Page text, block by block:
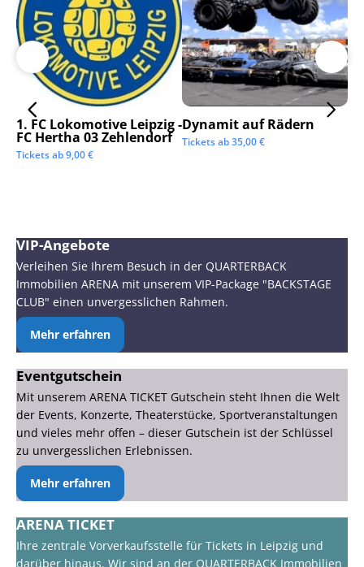
1. FC Lokomotive Leipzig -
FC Hertha 03 Zehlendorf
Tickets ab9,00€
Dynamit auf Rädern
Tickets ab35,00€
VIP-Angebote
Verleihen Sie Ihrem Besuch in der QUARTERBACK
Immobilien ARENA mit unserem VIP-Package "BACKSTAGE
CLUB" einen unvergesslichen Rahmen.
Mehr erfahren
Eventgutschein
Mit unserem ARENA TICKET Gutschein steht Ihnen die Welt
der Events, Konzerte, Theaterstücke, Sportveranstaltungen
und vieles mehr offen – dieser Gutschein ist der Schlüssel
zu unvergesslichen Erlebnissen.
Mehr erfahren
ARENA TICKET
Ihre zentrale Vorverkaufsstelle für Tickets in Leipzig und
darüber hinaus. Wir sind an der QUARTERBACK Immobilien